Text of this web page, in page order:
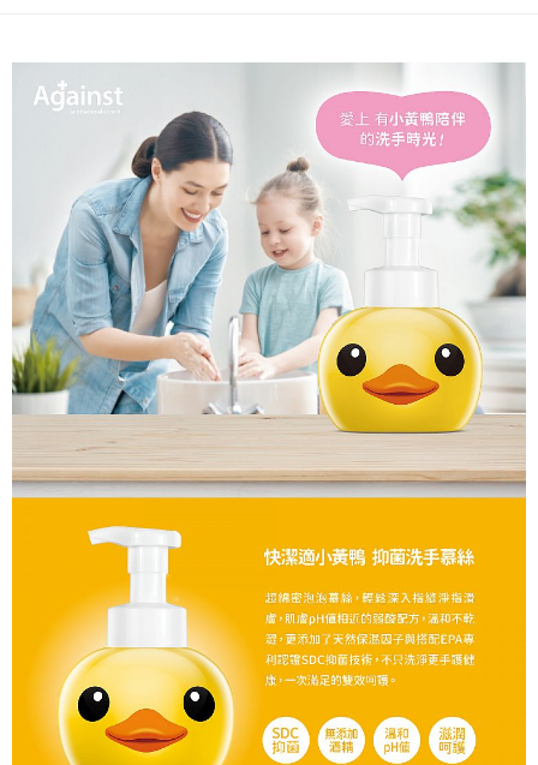
２．便利：只要手機號碼，簡訊認證，即可結帳。
３．安心：先確認商品／服務後，再付款。
【「AFTEE先享後付」結帳流程】
１．於結帳方式選擇「AFTEE先享後付」後，將跳轉至「AFTEE先享後付」
結帳頁面，進行簡訊認證並確認金額後，即可完成結帳。
２．訂單成立數日內，您將收到繳費通知簡訊。
３．收到繳費通知簡訊後14天內，點擊此簡訊中的連結，可透過四大超商／
ATM／網路銀行／等多元方式進行付款，方視為交易完成。
※ 請注意：結帳手續完成當下不需立刻繳費，但若您需要取消訂單，請聯絡
購買商品的店家。未經商家同意取消之訂單仍視為有效，需透過AFTEE先享
後付繳納相關費用。
※ 交易是否成功請以「AFTEE先享後付 」之結帳頁面顯示為準，若有關於
是否繳費成功／繳費後需取消欲退款等相關疑問，請聯繫「AFTEE先享後付
客戶支援中心」https://netprotections.freshdesk.com/support/home
【注意事項】
１．透過由恩沛科技股份有限公司提供之「AFTEE先享後付」服務完成之交
易，需依本服務之必要範圍內提供個人資料，並將交易相關給付款項請求債
權轉讓予恩沛科技股份有限公司。
２．關於個人資料處理事宜，請瀏覽以下網址：
https://aftee.tw/terms/#terms3
３．未成年的使用者請事先徵得法定代理人或監護人之同意方可使用
「AFTEE先享後付」，若未經同意申辦者引起之損失，本公司不負相關責
４．使用「AFTEE先享後付」時，將依據個別帳號之用戶狀況，依本公司即
時審查核予不同之上限額度；若仍有額度不足之情形，本公司將視審查結果
請求用戶進行身份認證。
５．嚴禁一人註冊多個帳號或使用他人資訊註冊。若發現惡意使用之情形，
恩沛科技股份有限公司將有權停止該用戶之使用額度並採取法律行動。
全家取貨付款
每筆NT$60，滿NT$799(含以上)免運費
每筆NT$60，滿NT$799(含以上)免運費
7-11取貨(快速到店)
每筆NT$95，滿NT$799(含以上)免運費
宅配
每筆NT$150
滿額免運宅配
每筆NT$100，滿NT$799(含以上)免運費
付款後門市自取
每筆NT$50，滿NT$299(含以上)免運費